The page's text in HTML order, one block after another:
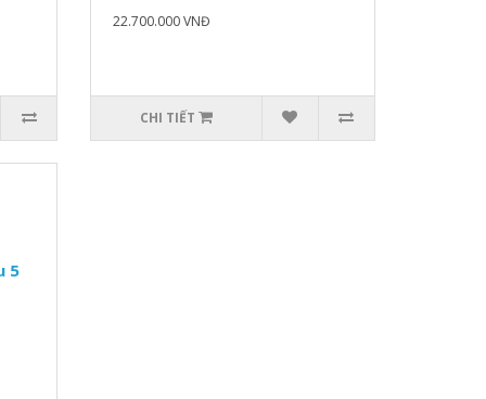
22.700.000 VNĐ
CHI TIẾT
5